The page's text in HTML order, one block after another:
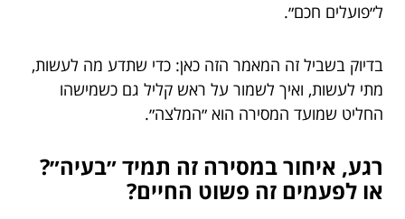
ל״פועלים חכם״.
בדיוק בשביל זה המאמר הזה כאן: כדי שתדע מה לעשות,
מתי לעשות, ואיך לשמור על ראש קליל גם כשמישהו
החליט שמועד המסירה הוא ״המלצה״.
רגע, איחור במסירה זה תמיד ״בעיה״?
או לפעמים זה פשוט החיים?